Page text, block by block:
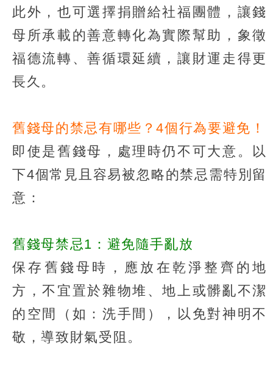
此外，也可選擇捐贈給社福團體，讓錢
母所承載的善意轉化為實際幫助，象徵
福德流轉、善循環延續，讓財運走得更
長久。
舊錢母的禁忌有哪些？4個行為要避免！
即使是舊錢母，處理時仍不可大意。以
下4個常見且容易被忽略的禁忌需特別留
意：
舊錢母禁忌1：避免隨手亂放
保存舊錢母時，應放在乾淨整齊的地
方，不宜置於雜物堆、地上或髒亂不潔
的空間（如：洗手間），以免對神明不
敬，導致財氣受阻。